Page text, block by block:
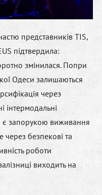
представників TIS,
підтвердила:
змінилася. Попри
Одеси залишаються
через
інтермодальні
є запорукою виживання
через безпекові та
роботи
виходить на